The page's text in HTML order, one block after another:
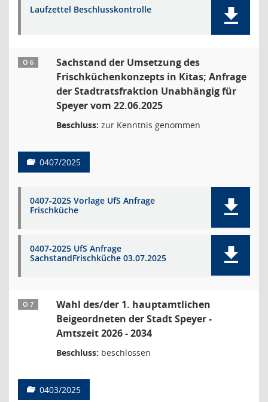
Laufzettel Beschlusskontrolle
Ö 6
Sachstand der Umsetzung des
Frischküchenkonzepts in Kitas; Anfrage
der Stadtratsfraktion Unabhängig für
Speyer vom 22.06.2025
Beschluss: zur Kenntnis genommen
0407/2025
0407-2025 Vorlage UfS Anfrage
Frischküche
0407-2025 UfS Anfrage
SachstandFrischküche 03.07.2025
Ö 7
Wahl des/der 1. hauptamtlichen
Beigeordneten der Stadt Speyer -
Amtszeit 2026 - 2034
Beschluss: beschlossen
0403/2025